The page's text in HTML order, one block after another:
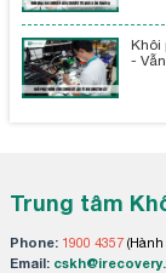
Khôi
-
Trung tâm
Phone: 1900 4357(Hành
Email: